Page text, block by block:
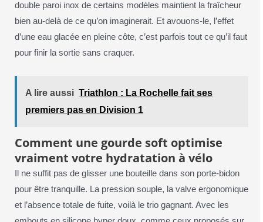
double paroi inox de certains modèles maintient la fraîcheur
bien au-delà de ce qu’on imaginerait. Et avouons-le, l’effet
d’une eau glacée en pleine côte, c’est parfois tout ce qu’il faut
pour finir la sortie sans craquer.
A lire aussi Triathlon : La Rochelle fait ses
premiers pas en Division 1
Comment une gourde soft optimise
vraiment votre hydratation à vélo
Il ne suffit pas de glisser une bouteille dans son porte-bidon
pour être tranquille. La pression souple, la valve ergonomique
et l’absence totale de fuite, voilà le trio gagnant. Avec les